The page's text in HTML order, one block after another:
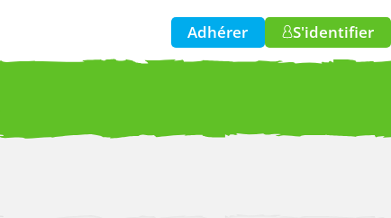
Adhérer S'identifier